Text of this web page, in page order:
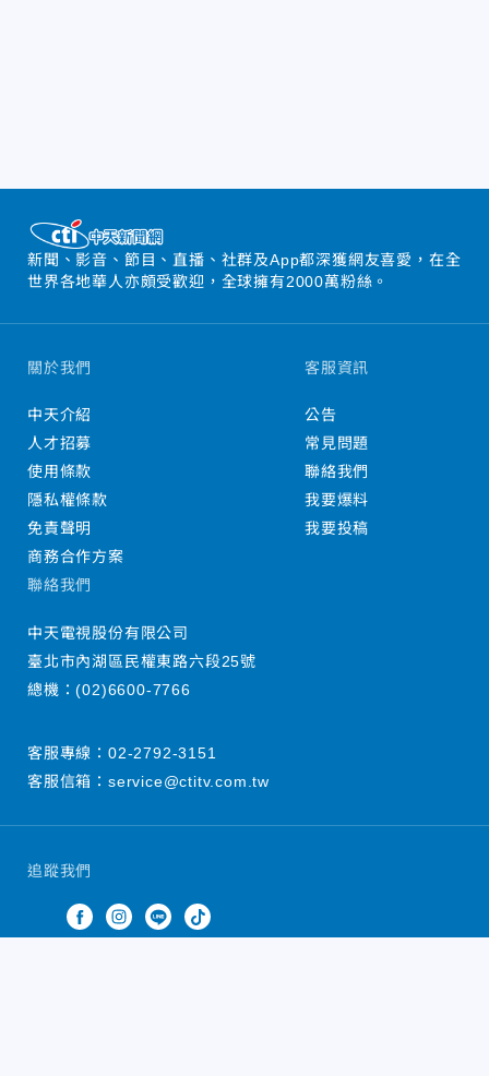
新聞、影音、節目、直播、社群及App都深獲網友喜愛，在全
世界各地華人亦頗受歡迎，全球擁有2000萬粉絲。
追蹤我們
關於我們
中天介紹
人才招募
使用條款
隱私權條款
免責聲明
商務合作方案
客服資訊
公告
常見問題
聯絡我們
我要爆料
我要投稿
聯絡我們
中天電視股份有限公司
臺北市內湖區民權東路六段25號
總機：(02)6600-7766
客服專線： 02-2792-3151
客服信箱： service@ctitv.com.tw